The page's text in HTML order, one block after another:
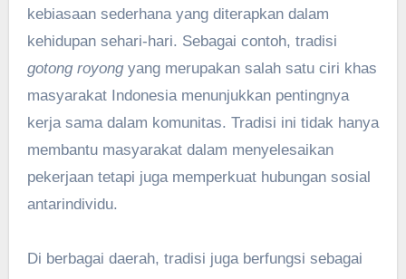
kebiasaan sederhana yang diterapkan dalam
kehidupan sehari-hari. Sebagai contoh, tradisi
gotong royongyang merupakan salah satu ciri khas
masyarakat Indonesia menunjukkan pentingnya
kerja sama dalam komunitas. Tradisi ini tidak hanya
membantu masyarakat dalam menyelesaikan
pekerjaan tetapi juga memperkuat hubungan sosial
antarindividu.
Di berbagai daerah, tradisi juga berfungsi sebagai